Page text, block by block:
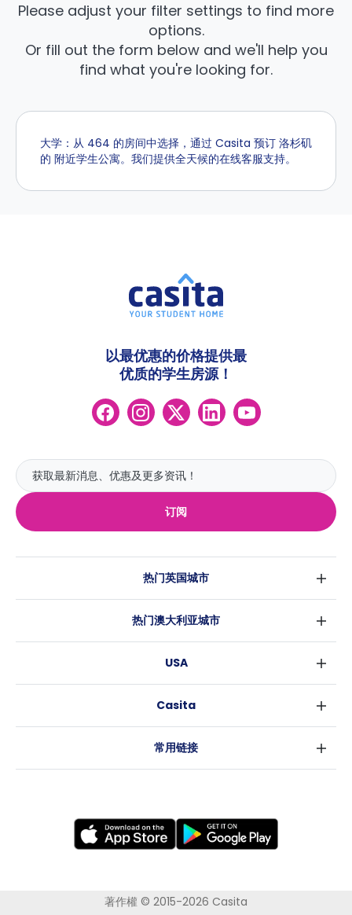
Please adjust your filter settings to find more
options.
Or fill out the form below and we'll help you
find what you're looking for.
大学：从 464 的房间中选择，通过 Casita 预订 洛杉矶
的 附近学生公寓。我们提供全天候的在线客服支持。
订阅
以最优惠的价格提供最
优质的学生房源！
热门英国城市
伦敦
爱丁堡
利兹
考文垂
莱斯特
纽卡斯尔
热门澳大利亚城市
布里斯班
阿德莱德
USA
洛杉矶
Casita
常用链接
著作權 © 2015-2026 Casita